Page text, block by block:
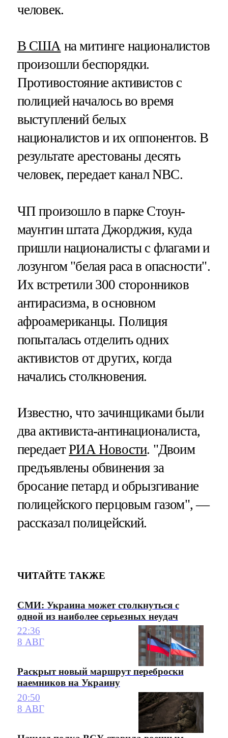
человек.
В СШАна митинге националистов
произошли беспорядки.
Противостояние активистов с
полицией началось во время
выступлений белых
националистов и их оппонентов. В
результате арестованы десять
человек, передает канал NBC.
ЧП произошло в парке Стоун-
маунтин штата Джорджия, куда
пришли националисты с флагами и
лозунгом "белая раса в опасности".
Их встретили 300 сторонников
антирасизма, в основном
афроамериканцы. Полиция
попыталась отделить одних
активистов от других, когда
начались столкновения.
Известно, что зачинщиками были
два активиста-антинационалиста,
передаетРИА Новости. "Двоим
предъявлены обвинения за
бросание петард и обрызгивание
полицейского перцовым газом", —
рассказал полицейский.
ЧИТАЙТЕ ТАКЖЕ
СМИ: Украина может столкнуться с
одной из наиболее серьезных неудач
22:36
8 АВГ
Раскрыт новый маршрут переброски
наемников на Украину
20:50
8 АВГ